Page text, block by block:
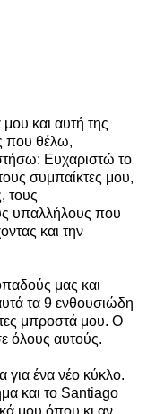
και αυτή της
που θέλω,
Ευχαριστώ το
συμπαίκτες μου,
τους
υπαλλήλους που
και την
μας και
τα 9 ενθουσιώδη
μπροστά μου. Ο
όλους αυτούς.
για ένα νέο κύκλο.
και το Santiago
μου όπου κι αν